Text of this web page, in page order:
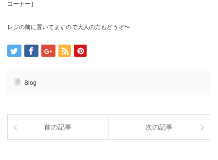
コーナー］
レジの前に置いてますので大人の方もどうぞ〜
Blog
前の記事 次の記事